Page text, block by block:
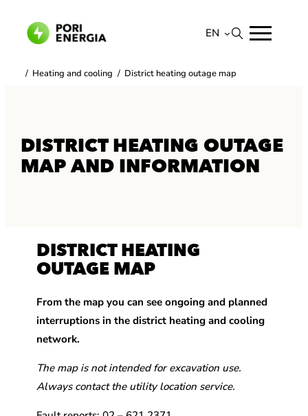
EN
/ Heating and cooling / District heating outage map
DISTRICT HEATING OUTAGE
MAP AND INFORMATION
DISTRICT HEATING
OUTAGE MAP
From the map you can see ongoing and planned
interruptions in the district heating and cooling
network.
The map is not intended for excavation use.
Always contact the utility location service.